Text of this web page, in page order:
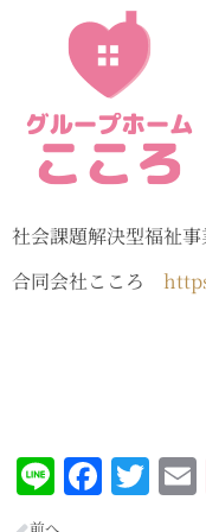
社会課題解決型福祉
合同会社こころ
Line
前へ